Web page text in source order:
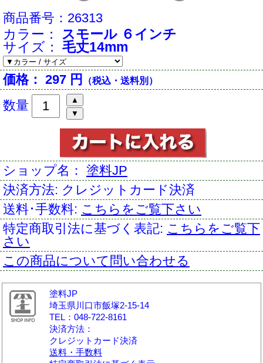
商品番号： 26313
カラー：
スモール ６インチ
サイズ：
毛丈14mm
価格： 297 円 （税込・送料別）
数量
ショップ名： 塗料JP
決済方法: クレジットカード決済
送料･手数料: こちらをご覧下さい
特定商取引法に基づく表記: こちらをご覧下
さい
この商品について問い合わせる
塗料JP
埼玉県川口市飯塚2-15-14
TEL：048-722-8161
決済方法：
クレジットカード決済
送料・手数料